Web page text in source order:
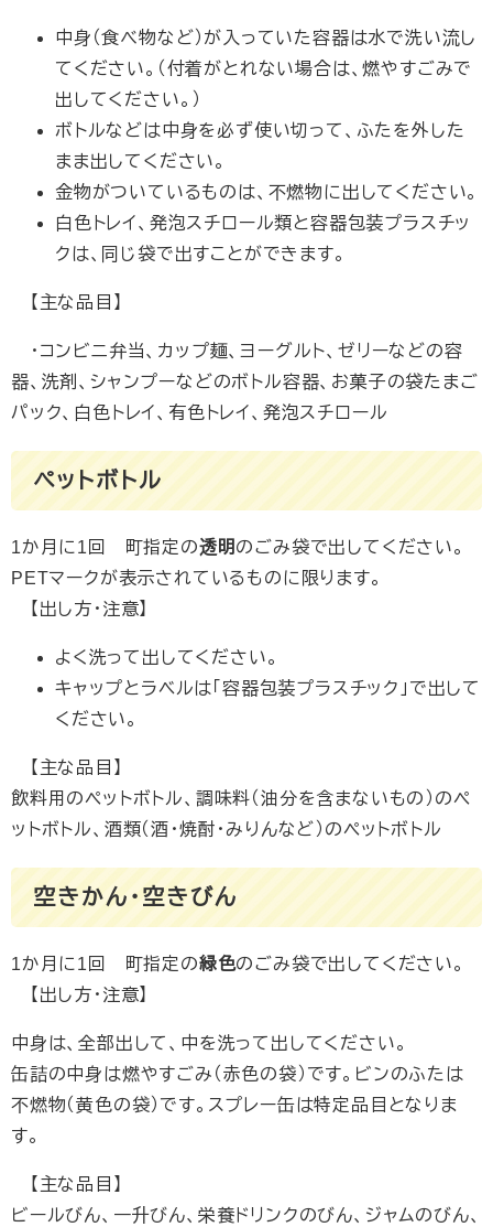
中身（食べ物など）が入っていた容器は水で洗い流し
てください。（付着がとれない場合は、燃やすごみで
出してください。）
ボトルなどは中身を必ず使い切って、ふたを外した
まま出してください。
金物がついているものは、不燃物に出してください。
白色トレイ、発泡スチロール類と容器包装プラスチッ
クは、同じ袋で出すことができます。
【主な品目】
・コンビニ弁当、カップ麺、ヨーグルト、ゼリーなどの容
器、洗剤、シャンプーなどのボトル容器、お菓子の袋たまご
パック、白色トレイ、有色トレイ、発泡スチロール
ペットボトル
1か月に1回 町指定の透明 のごみ袋で出してください。
PETマークが表示されているものに限ります。
【出し方・注意】
よく洗って出してください。
キャップとラベルは「容器包装プラスチック」で出して
ください。
【主な品目】
飲料用のペットボトル、調味料（油分を含まないもの）のペ
ットボトル、酒類（酒・焼酎・みりんなど）のペットボトル
空きかん・空きびん
1か月に1回 町指定の緑色のごみ袋で出してください。
【出し方・注意】
中身は、全部出して、中を洗って出してください。
​缶詰の中身は燃やすごみ（赤色の袋）です。ビンのふたは
不燃物（黄色の袋）です。スプレー缶は特定品目となりま
す。
【主な品目】
ビールびん、一升びん、栄養ドリンクのびん、ジャムのびん、